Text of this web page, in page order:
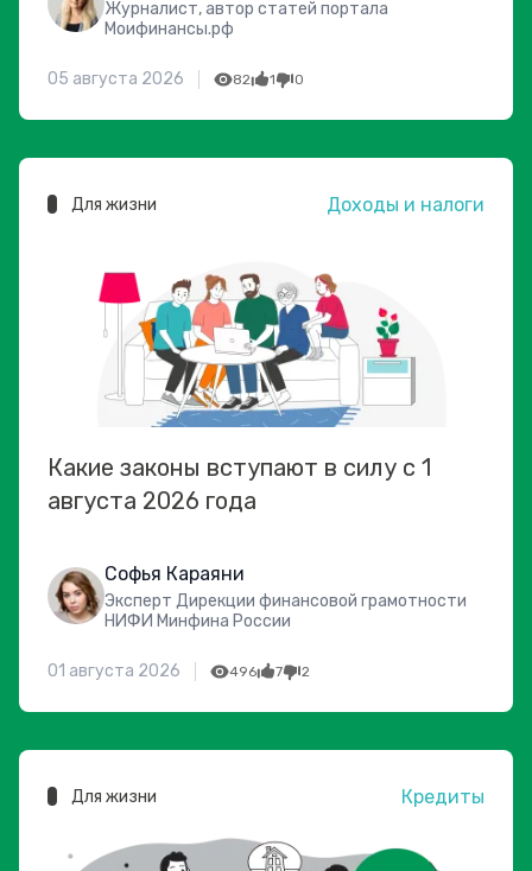
Журналист, автор статей портала
Моифинансы.рф
05 августа 2026 82 1 0
Для жизни Доходы и налоги
Какие законы вступают в силу с 1
августа 2026 года
Софья Караяни
Эксперт Дирекции финансовой грамотности
НИФИ Минфина России
01 августа 2026 496 7 2
Для жизни Кредиты